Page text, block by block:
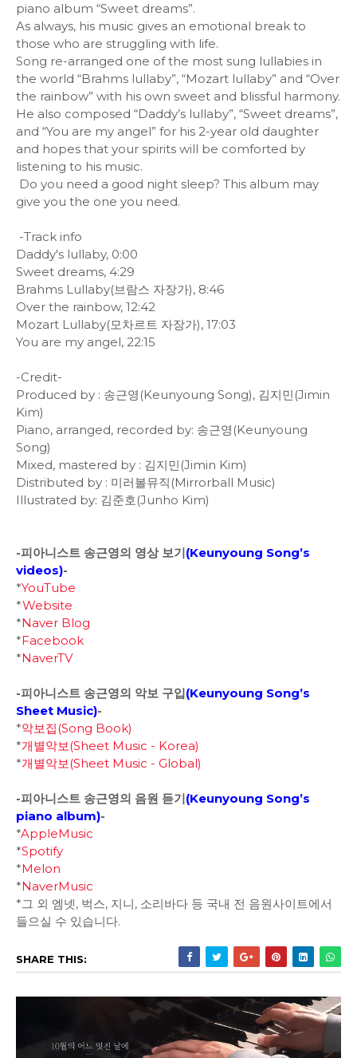
piano album “Sweet dreams”.
As always, his music gives an emotional break to
those who are struggling with life.
Song re-arranged one of the most sung lullabies in
the world “Brahms lullaby”, “Mozart lullaby” and “Over
the rainbow” with his own sweet and blissful harmony.
He also composed “Daddy’s lullaby”, “Sweet dreams”,
and “You are my angel” for his 2-year old daughter
and hopes that your spirits will be comforted by
listening to his music.
Do you need a good night sleep? This album may
give you the one you need.
-Track info
Daddy's lullaby, 0:00
Sweet dreams, 4:29
Brahms Lullaby(브람스 자장가), 8:46
Over the rainbow, 12:42
Mozart Lullaby(모차르트 자장가), 17:03
You are my angel, 22:15
-Credit-
Produced by : 송근영(Keunyoung Song), 김지민(Jimin
Kim)
Piano, arranged, recorded by: 송근영(Keunyoung
Song)
Mixed, mastered by : 김지민(Jimin Kim)
Distributed by : 미러볼뮤직(Mirrorball Music)
Illustrated by: 김준호(Junho Kim)
-피아니스트 송근영의 영상 보기(Keunyoung Song’s
videos)-
*YouTube
*Website
*Naver Blog
*Facebook
*NaverTV
-피아니스트 송근영의 악보 구입(Keunyoung Song’s
Sheet Music)-
*악보집(Song Book)
*개별악보(Sheet Music - Korea)
*개별악보(Sheet Music - Global)
-피아니스트 송근영의 음원 듣기(Keunyoung Song’s
piano album)-
*AppleMusic
*Spotify
*Melon
*NaverMusic
*그 외 엠넷, 벅스, 지니, 소리바다 등 국내 전 음원사이트에서
들으실 수 있습니다.
SHARE THIS: